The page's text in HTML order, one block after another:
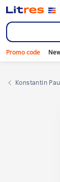
Promo code
Konstantin